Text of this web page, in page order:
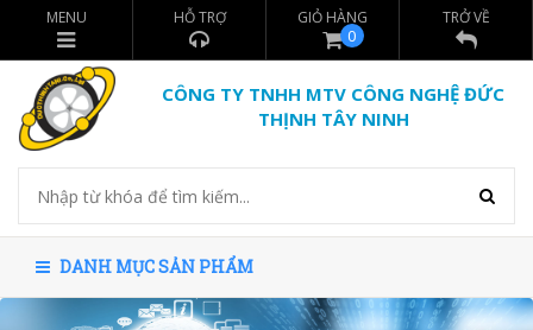
MENU HỖ TRỢ GIỎ HÀNG
0
TRỞ VỀ
CÔNG TY TNHH MTV CÔNG NGHỆ ĐỨC
THỊNH TÂY NINH
DANH MỤC SẢN PHẨM